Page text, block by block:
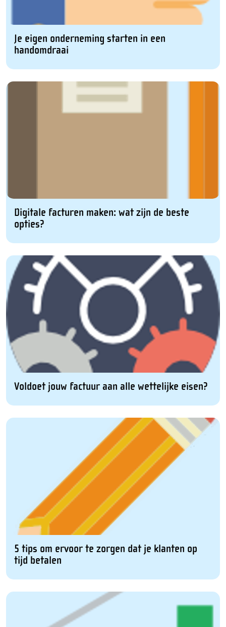
Je eigen onderneming starten in een
handomdraai
Digitale facturen maken: wat zijn de beste
opties?
Voldoet jouw factuur aan alle wettelijke eisen?
5 tips om ervoor te zorgen dat je klanten op
tijd betalen